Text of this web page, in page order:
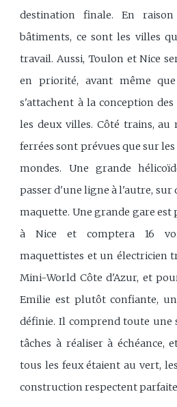
destination finale. En
bâtiments, ce sont les villes
travail. Aussi, Toulon et Nice
en priorité, avant même
s'attachent à la conception
les deux villes. Côté trains, au
ferrées sont prévues que sur
mondes. Une grande
passer d'une ligne à l'autre, sur
maquette. Une grande gare est
à Nice et comptera 16
maquettistes et un électricien
Mini-World Côte d'Azur, et
Emilie est plutôt confiante,
définie. Il comprend toute une
tâches à réaliser à échéance,
tous les feux étaient au vert,
construction respectent